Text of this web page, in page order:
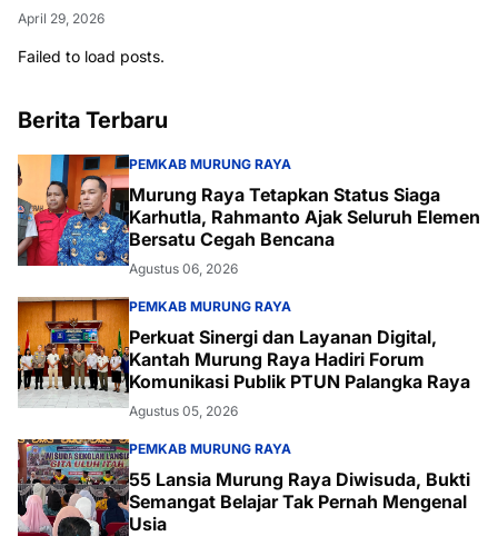
April 29, 2026
Failed to load posts.
Berita Terbaru
PEMKAB MURUNG RAYA
Murung Raya Tetapkan Status Siaga
Karhutla, Rahmanto Ajak Seluruh Elemen
Bersatu Cegah Bencana
Agustus 06, 2026
PEMKAB MURUNG RAYA
Perkuat Sinergi dan Layanan Digital,
Kantah Murung Raya Hadiri Forum
Komunikasi Publik PTUN Palangka Raya
Agustus 05, 2026
PEMKAB MURUNG RAYA
55 Lansia Murung Raya Diwisuda, Bukti
Semangat Belajar Tak Pernah Mengenal
Usia